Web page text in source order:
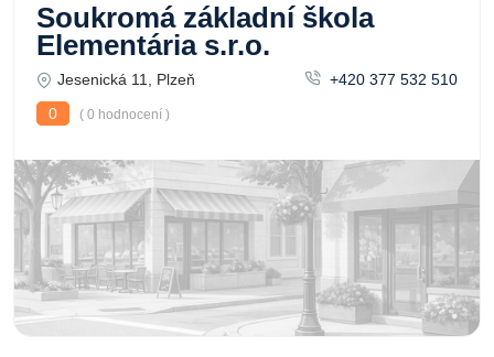
Soukromá základní škola
Elementária s.r.o.
Jesenická 11, Plzeň
+420 377 532 510
0
( 0 hodnocení )